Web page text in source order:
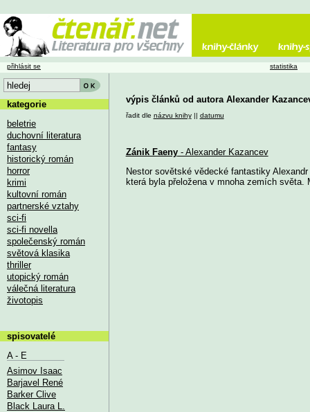
výpis článků od autora Alexander
řadit dle názvu knihy|| datumu
Zánik Faeny- Alexander Kazancev
Nestor sovětské vědecké fantastiky
která byla přeložena v mnoha zemích světa.
přihlásit se statistika
kategorie
beletrie
duchovní literatura
fantasy
historický román
horror
krimi
kultovní román
partnerské vztahy
sci-fi
sci-fi novella
společenský román
světová klasika
thriller
utopický román
válečná literatura
životopis
spisovatelé
A - E
Asimov Isaac
Barjavel René
Barker Clive
Black Laura L.